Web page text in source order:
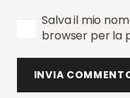
Salva il mio
browser per la
INVIA